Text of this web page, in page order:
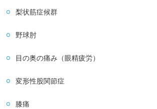
梨状筋症候群
野球肘
目の奥の痛み（眼精疲労）
変形性股関節症
膝痛